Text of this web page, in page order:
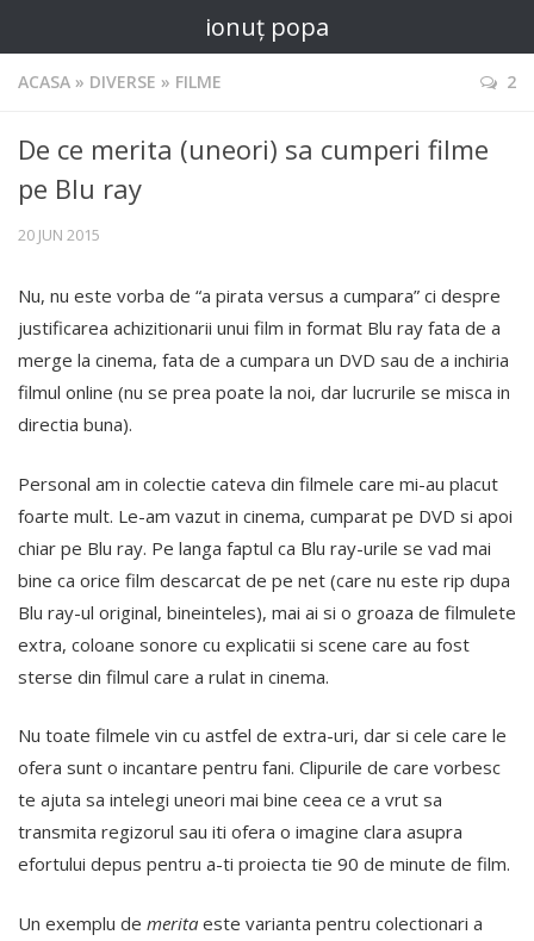
ionuț popa
ACASA » DIVERSE » FILME 2
De ce merita (uneori) sa cumperi filme
pe Blu ray
20 JUN 2015
Nu, nu este vorba de “a pirata versus a cumpara” ci despre
justificarea achizitionarii unui film in format Blu ray fata de a
merge la cinema, fata de a cumpara un DVD sau de a inchiria
filmul online (nu se prea poate la noi, dar lucrurile se misca in
directia buna).
Personal am in colectie cateva din filmele care mi-au placut
foarte mult. Le-am vazut in cinema, cumparat pe DVD si apoi
chiar pe Blu ray. Pe langa faptul ca Blu ray-urile se vad mai
bine ca orice film descarcat de pe net (care nu este rip dupa
Blu ray-ul original, bineinteles), mai ai si o groaza de filmulete
extra, coloane sonore cu explicatii si scene care au fost
sterse din filmul care a rulat in cinema.
Nu toate filmele vin cu astfel de extra-uri, dar si cele care le
ofera sunt o incantare pentru fani. Clipurile de care vorbesc
te ajuta sa intelegi uneori mai bine ceea ce a vrut sa
transmita regizorul sau iti ofera o imagine clara asupra
efortului depus pentru a-ti proiecta tie 90 de minute de film.
Un exemplu de merita este varianta pentru colectionari a